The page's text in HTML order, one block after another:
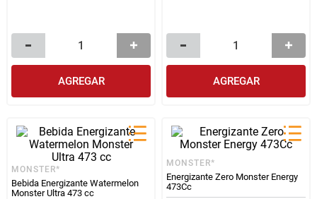
AGREGAR AGREGAR
MONSTER*
Bebida Energizante Watermelon
Monster Ultra 473 cc
MONSTER*
Energizante Zero Monster Energy
473Cc